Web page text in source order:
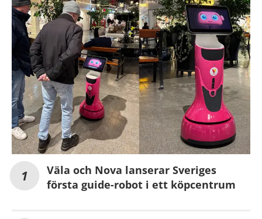
Väla och Nova lanserar Sveriges
första guide-robot i ett köpcentrum